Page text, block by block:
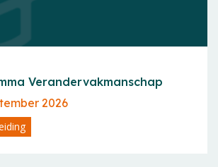
Verandervakmanschap
2026